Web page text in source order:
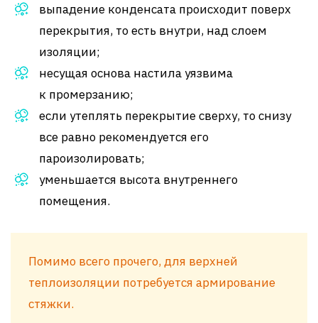
выпадение конденсата происходит поверх
перекрытия, то есть внутри, над слоем
изоляции;
несущая основа настила уязвима
к промерзанию;
если утеплять перекрытие сверху, то снизу
все равно рекомендуется его
пароизолировать;
уменьшается высота внутреннего
помещения.
Помимо всего прочего, для верхней
теплоизоляции потребуется армирование
стяжки.